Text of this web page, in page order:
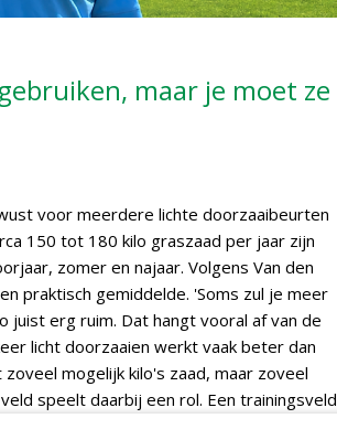
maar je moet ze
voor meerdere lichte doorzaaibeurten
150 tot 180 kilo graszaad per jaar zijn
zomer en najaar. Volgens Van den
praktisch gemiddelde. 'Soms zul je meer
juist erg ruim. Dat hangt vooral af van de
licht doorzaaien werkt vaak beter dan
mogelijk kilo's zaad, maar zoveel
speelt daarbij een rol. Een trainingsveld
een andere aanpak dan een